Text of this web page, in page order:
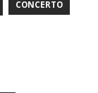
CONCERTO